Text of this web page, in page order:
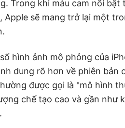
Trong khi màu cam nổi bật
Apple sẽ mang trở lại một
hình ảnh mô phỏng của
dung rõ hơn về phiên bản
được gọi là "mô hình
chế tạo cao và gần như